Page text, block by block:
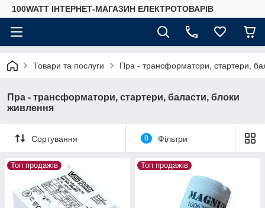
100WATT ІНТЕРНЕТ-МАГАЗИН ЕЛЕКТРОТОВАРІВ
Товари та послуги Пра - трансформатори, стартери,
Пра - трансформатори, стартери, баласти, блоки
живлення
Сортування 0 Фільтри
Топ продажів Топ продажів